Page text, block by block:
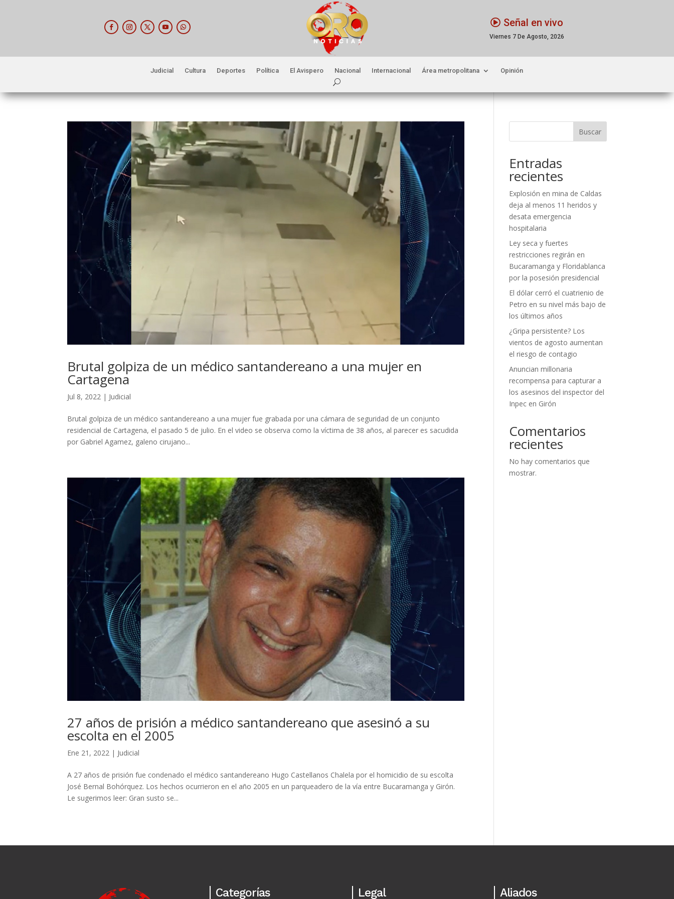
Señal en vivo
Viernes 7 De Agosto, 2026
Judicial Cultura Deportes Política El Avispero Nacional Internacional Área metropolitana Opinión
Brutal golpiza de un médico santandereano a una mujer en
Cartagena
Jul 8, 2022 | Judicial
Brutal golpiza de un médico santandereano a una mujer fue grabada por una cámara de seguridad de un conjunto
residencial de Cartagena, el pasado 5 de julio. En el video se observa como la víctima de 38 años, al parecer es sacudida
por Gabriel Agamez, galeno cirujano...
27 años de prisión a médico santandereano que asesinó a su
escolta en el 2005
Ene 21, 2022 | Judicial
A 27 años de prisión fue condenado el médico santandereano Hugo Castellanos Chalela por el homicidio de su escolta
José Bernal Bohórquez. Los hechos ocurrieron en el año 2005 en un parqueadero de la vía entre Bucaramanga y Girón.
Le sugerimos leer: Gran susto se...
Buscar
Entradas
recientes
Explosión en mina de Caldas
deja al menos 11 heridos y
desata emergencia
hospitalaria
Ley seca y fuertes
restricciones regirán en
Bucaramanga y Floridablanca
por la posesión presidencial
El dólar cerró el cuatrienio de
Petro en su nivel más bajo de
los últimos años
¿Gripa persistente? Los
vientos de agosto aumentan
el riesgo de contagio
Anuncian millonaria
recompensa para capturar a
los asesinos del inspector del
Inpec en Girón
Comentarios
recientes
No hay comentarios que
mostrar.
Categorías Legal Aliados